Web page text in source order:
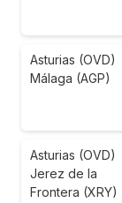
Asturias (OVD)
Málaga (AGP)
Asturias (OVD)
Jerez de la
Frontera (XRY)